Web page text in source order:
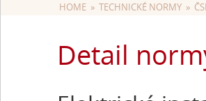
HOME
  »
TECHNICKÉ NORMY
»
Detail